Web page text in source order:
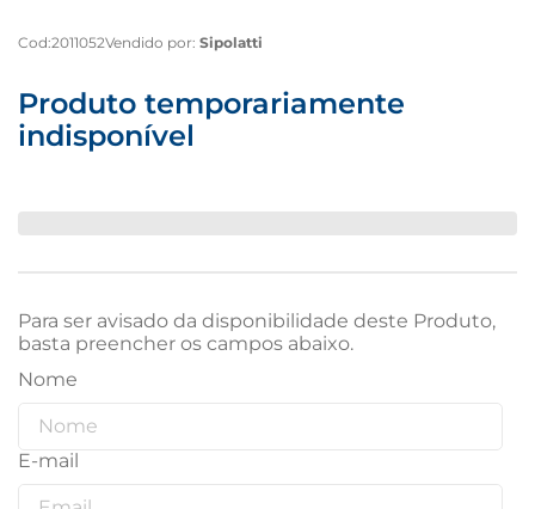
USB - Caixa Amplificada Gradiente
Boom 400W Bluetooth, Rádio FM,
USB
Cod:2011052Vendido por: Sipolatti
Produto temporariamente
indisponível
Para ser avisado da disponibilidade deste Produto,
basta preencher os campos abaixo.